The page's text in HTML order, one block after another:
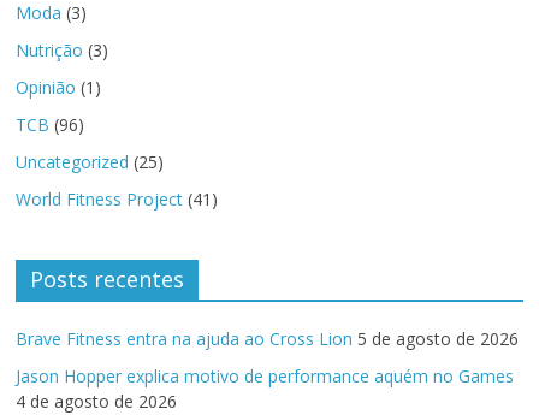
Moda (3)
Nutrição (3)
Opinião (1)
TCB (96)
Uncategorized (25)
World Fitness Project (41)
Posts recentes
Brave Fitness entra na ajuda ao Cross Lion 5 de agosto de 2026
Jason Hopper explica motivo de performance aquém no Games
4 de agosto de 2026